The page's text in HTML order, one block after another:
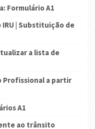
Formulário A1
| Substituição de
a lista de
Profissional a partir
A1
ao trânsito